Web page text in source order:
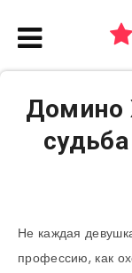
Домино
Не каждая
профессию, как